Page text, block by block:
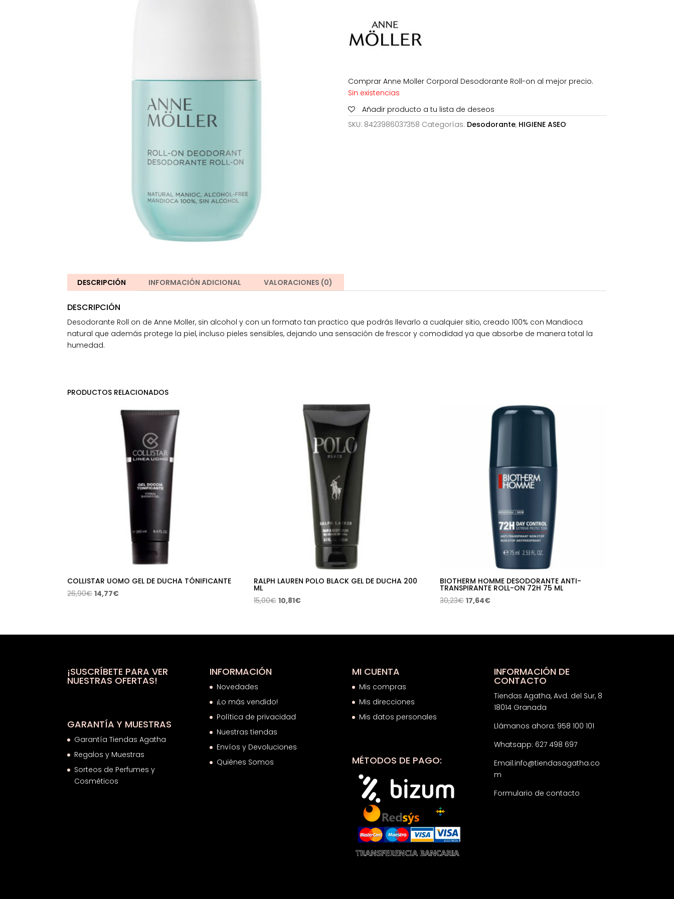
7,95€.
Comprar Anne Moller Corporal Desodorante Roll-on al mejor precio.
Sin existencias
Añadir producto a tu lista de deseos
SKU: 8423986037358 Categorías: Desodorante, HIGIENE ASEO
DESCRIPCIÓN INFORMACIÓN ADICIONAL VALORACIONES (0)
DESCRIPCIÓN
Desodorante Roll on de Anne Moller, sin alcohol y con un formato tan practico que podrás llevarlo a cualquier sitio, creado 100% con Mandioca
natural que además protege la piel, incluso pieles sensibles, dejando una sensación de frescor y comodidad ya que absorbe de manera total la
humedad.
PRODUCTOS RELACIONADOS
COLLISTAR UOMO GEL DE DUCHA TÓNIFICANTE
26,90€El
14,77€El
RALPH LAUREN POLO BLACK GEL DE DUCHA 200
ML
15,00€ El
era:
10,81€El
es:
BIOTHERM HOMME DESODORANTE ANTI-
TRANSPIRANTE ROLL-ON 72H 75 ML
30,23€El
era:
17,64€El
es:
¡SUSCRÍBETE PARA VER
NUESTRAS OFERTAS!
GARANTÍA Y MUESTRAS
Garantía Tiendas Agatha
Regalos y Muestras
Sorteos de Perfumes y
Cosméticos
INFORMACIÓN
Novedades
¡Lo más vendido!
Política de privacidad
Nuestras tiendas
Envíos y Devoluciones
Quiénes Somos
MI CUENTA
Mis compras
Mis direcciones
Mis datos personales
MÉTODOS DE PAGO:
INFORMACIÓN DE
CONTACTO
Tiendas Agatha, Avd. del Sur, 8
18014 Granada
Llámanos ahora: 958 100 101
Whatsapp: 627 498 697
Email:info@tiendasagatha.co
m
Formulario de contacto